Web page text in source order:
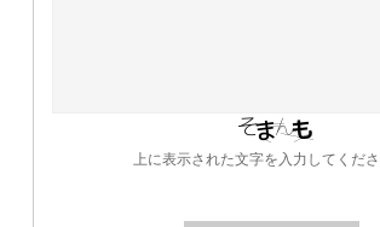
上に表示された文字を入力してくださ